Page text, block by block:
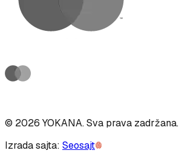
© 2026 YOKANA.Sva prava zadržana.
Izrada sajta: Seosajt